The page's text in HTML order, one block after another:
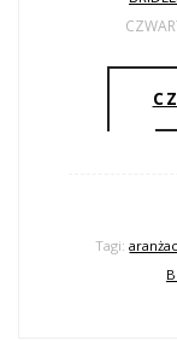
Tagi: